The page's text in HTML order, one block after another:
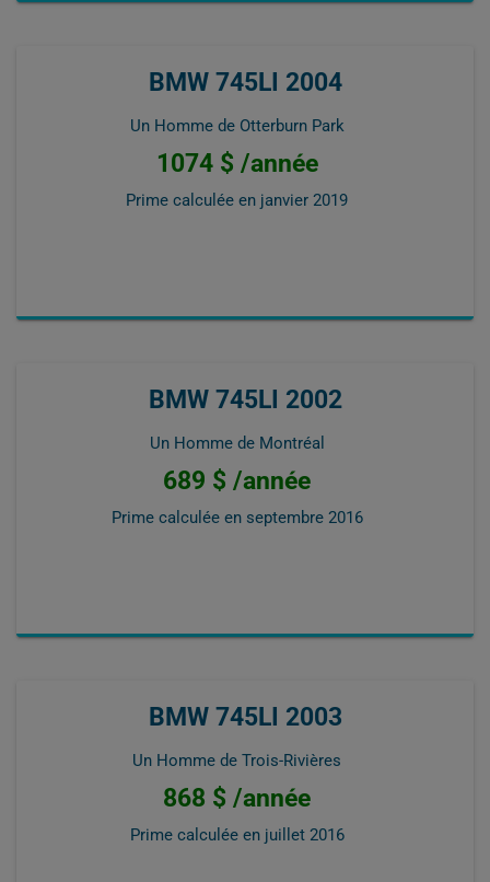
BMW 745LI 2004
Un Homme de Otterburn Park
1074 $ /année
Prime calculée en janvier 2019
BMW 745LI 2002
Un Homme de Montréal
689 $ /année
Prime calculée en septembre 2016
BMW 745LI 2003
Un Homme de Trois-Rivières
868 $ /année
Prime calculée en juillet 2016